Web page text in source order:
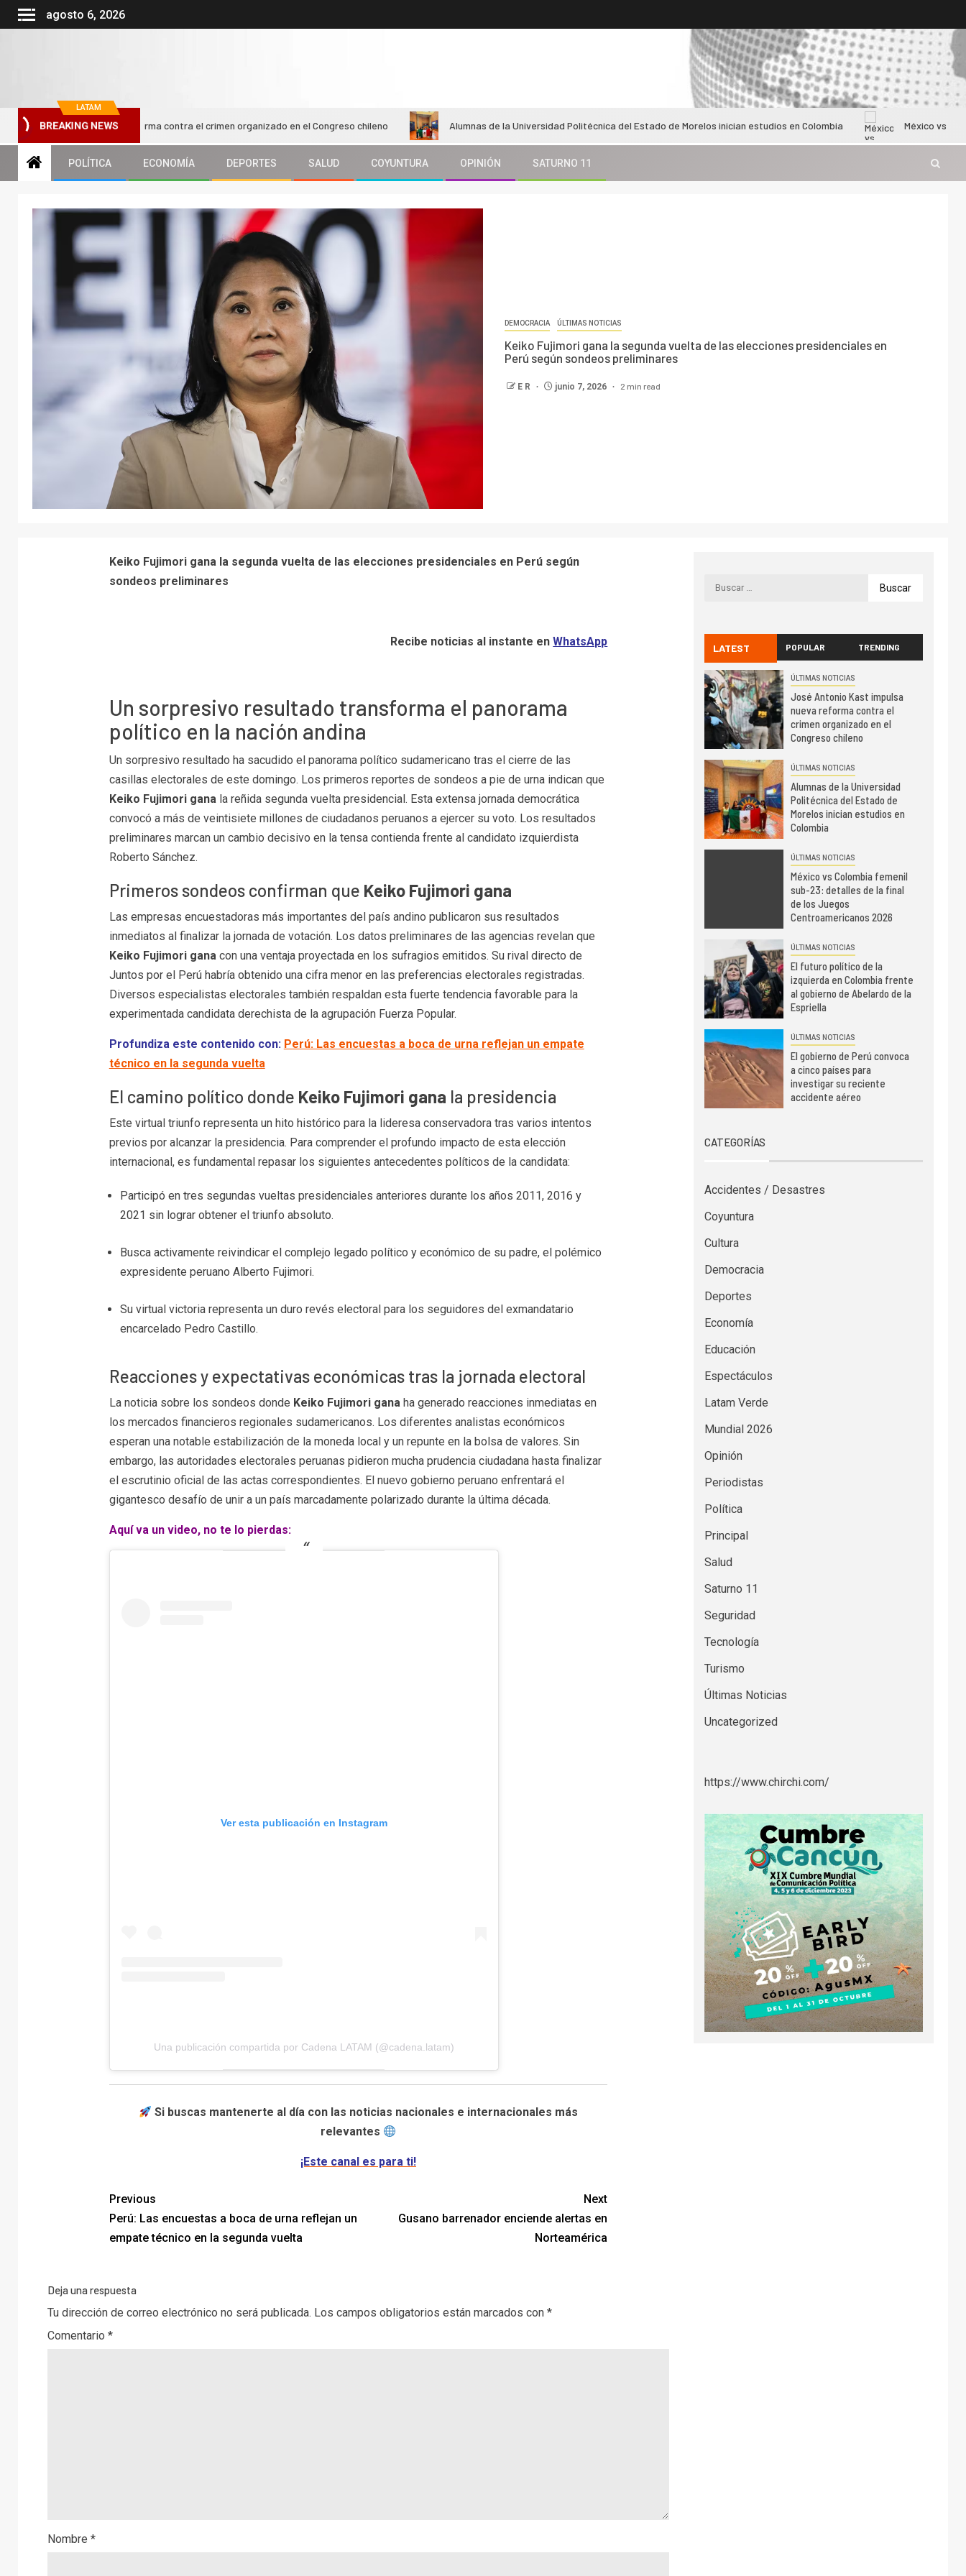
agosto 6, 2026
LATAM
BREAKING NEWS
impulsa nueva reforma contra el crimen organizado en el Congreso chileno Alumnas de la Universidad Politécnica del Estado de Morelos inician estudios en Colombia México vs Colombia
POLÍTICA ECONOMÍA DEPORTES SALUD COYUNTURA OPINIÓN SATURNO 11
DEMOCRACIA ÚLTIMAS NOTICIAS
Keiko Fujimori gana la segunda vuelta de las elecciones presidenciales en
Perú según sondeos preliminares
E R junio 7, 2026 2 min read
Keiko Fujimori gana la segunda vuelta de las elecciones presidenciales en Perú según
sondeos preliminares
Recibe noticias al instante enWhatsApp
Un sorpresivo resultado transforma el panorama
político en la nación andina
Un sorpresivo resultado ha sacudido el panorama político sudamericano tras el cierre de las
casillas electorales de este domingo. Los primeros reportes de sondeos a pie de urna indican que
Keiko Fujimori gana la reñida segunda vuelta presidencial. Esta extensa jornada democrática
convocó a más de veintisiete millones de ciudadanos peruanos a ejercer su voto. Los resultados
preliminares marcan un cambio decisivo en la tensa contienda frente al candidato izquierdista
Roberto Sánchez.
Primeros sondeos confirman que Keiko Fujimori gana
Las empresas encuestadoras más importantes del país andino publicaron sus resultados
inmediatos al finalizar la jornada de votación. Los datos preliminares de las agencias revelan que
Keiko Fujimori gana con una ventaja proyectada en los sufragios emitidos. Su rival directo de
Juntos por el Perú habría obtenido una cifra menor en las preferencias electorales registradas.
Diversos especialistas electorales también respaldan esta fuerte tendencia favorable para la
experimentada candidata derechista de la agrupación Fuerza Popular.
Profundiza este contenido con: Perú: Las encuestas a boca de urna reflejan un empate
técnico en la segunda vuelta
El camino político donde Keiko Fujimori gana la presidencia
Este virtual triunfo representa un hito histórico para la lideresa conservadora tras varios intentos
previos por alcanzar la presidencia. Para comprender el profundo impacto de esta elección
internacional, es fundamental repasar los siguientes antecedentes políticos de la candidata:
Participó en tres segundas vueltas presidenciales anteriores durante los años 2011, 2016 y
2021 sin lograr obtener el triunfo absoluto.
Busca activamente reivindicar el complejo legado político y económico de su padre, el polémico
expresidente peruano Alberto Fujimori.
Su virtual victoria representa un duro revés electoral para los seguidores del exmandatario
encarcelado Pedro Castillo.
Reacciones y expectativas económicas tras la jornada electoral
La noticia sobre los sondeos donde Keiko Fujimori gana ha generado reacciones inmediatas en
los mercados financieros regionales sudamericanos. Los diferentes analistas económicos
esperan una notable estabilización de la moneda local y un repunte en la bolsa de valores. Sin
embargo, las autoridades electorales peruanas pidieron mucha prudencia ciudadana hasta finalizar
el escrutinio oficial de las actas correspondientes. El nuevo gobierno peruano enfrentará el
gigantesco desafío de unir a un país marcadamente polarizado durante la última década.
Aquí va un video, no te lo pierdas:
Ver esta publicación en Instagram
Una publicación compartida por Cadena LATAM (@cadena.latam)
Si buscas mantenerte al día con las noticias nacionales e internacionales más
relevantes
¡Este canal es para ti!
Previous
Perú: Las encuestas a boca de urna reflejan un
empate técnico en la segunda vuelta
Next
Gusano barrenador enciende alertas en
Norteamérica
Deja una respuesta
Tu dirección de correo electrónico no será publicada. Los campos obligatorios están marcados con *
Comentario *
Nombre *
LATEST POPULAR TRENDING
ÚLTIMAS NOTICIAS
José Antonio Kast impulsa
nueva reforma contra el
crimen organizado en el
Congreso chileno
ÚLTIMAS NOTICIAS
Alumnas de la Universidad
Politécnica del Estado de
Morelos inician estudios en
Colombia
ÚLTIMAS NOTICIAS
México vs Colombia femenil
sub-23: detalles de la final
de los Juegos
Centroamericanos 2026
ÚLTIMAS NOTICIAS
El futuro político de la
izquierda en Colombia frente
al gobierno de Abelardo de la
Espriella
ÚLTIMAS NOTICIAS
El gobierno de Perú convoca
a cinco países para
investigar su reciente
accidente aéreo
CATEGORÍAS
Accidentes / Desastres
Coyuntura
Cultura
Democracia
Deportes
Economía
Educación
Espectáculos
Latam Verde
Mundial 2026
Opinión
Periodistas
Política
Principal
Salud
Saturno 11
Seguridad
Tecnología
Turismo
Últimas Noticias
Uncategorized
https://www.chirchi.com/